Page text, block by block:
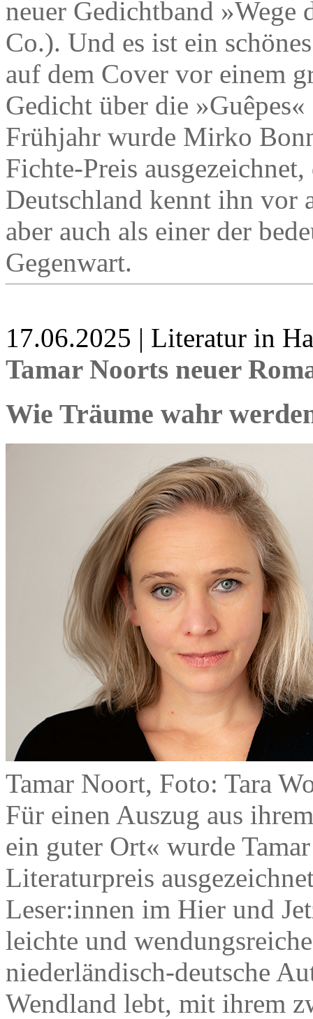
neuer Gedichtband
Co.). Und es ist ein
auf dem Cover vor einem
Gedicht über die
Frühjahr wurde Mirko
Fichte-Preis
Deutschland kennt ihn vor
aber auch als einer der
Gegenwart.
17.06.2025 | Literatur in
Tamar Noorts neuer
Wie Träume wahr
Tamar Noort, Foto: Tara
Für einen Auszug aus
ein guter Ort« wurde
Literaturpreis
Leser:innen im Hier und
leichte und
niederländisch-deutsche
Wendland lebt, mit ihrem